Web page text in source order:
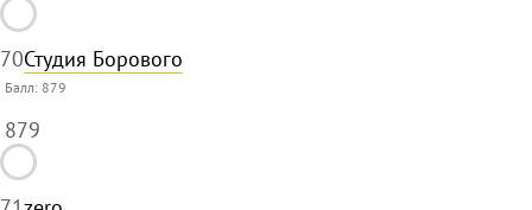
70Студия Борового
Балл: 879
879